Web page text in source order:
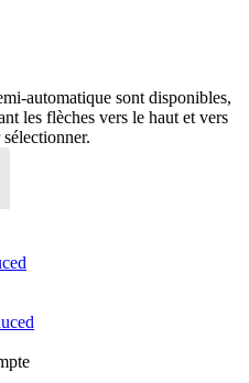
automatique sont disponibles,
les flèches vers le haut et vers